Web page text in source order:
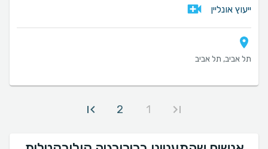
ייעוץ אונליין
תל אביב, תל אביב
1
2